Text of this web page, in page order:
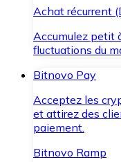
Achat récurrent
Accumulez petit
fluctuations du
Bitnovo Pay
Acceptez les
et attirez des
paiement.
Bitnovo Ramp